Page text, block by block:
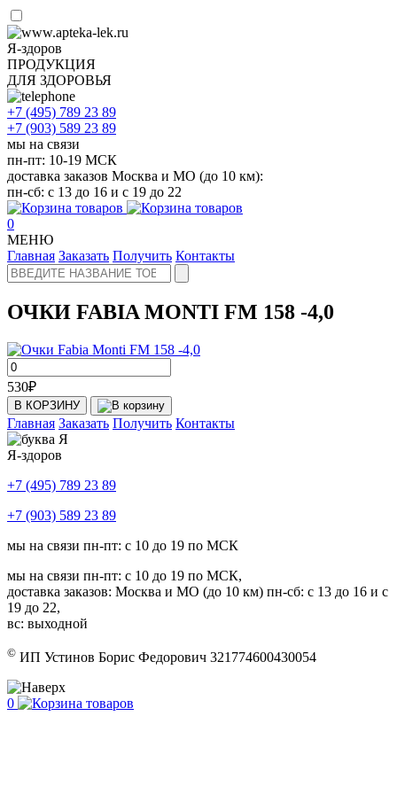
Я-здоров
ПРОДУКЦИЯ
ДЛЯ ЗДОРОВЬЯ
+7 (495) 789 23 89
+7 (903) 589 23 89
мы на связи
пн-пт: 10-19 МСК
доставка заказов Москва и МО (до 10 км):
пн-сб: с 13 до 16 и с 19 до 22
0
МЕНЮ
Главная Заказать Получить Контакты
ОЧКИ FABIA MONTI FM 158 -4,0
530₽
В КОРЗИНУ
Главная Заказать Получить Контакты
Я-здоров
+7 (495) 789 23 89
+7 (903) 589 23 89
мы на связи пн-пт: с 10 до 19 по МСК
мы на связи пн-пт: с 10 до 19 по МСК,
доставка заказов: Москва и МО (до 10 км) пн-сб: с 13 до 16 и с
19 до 22,
вс: выходной
© ИП Устинов Борис Федорович 321774600430054
0